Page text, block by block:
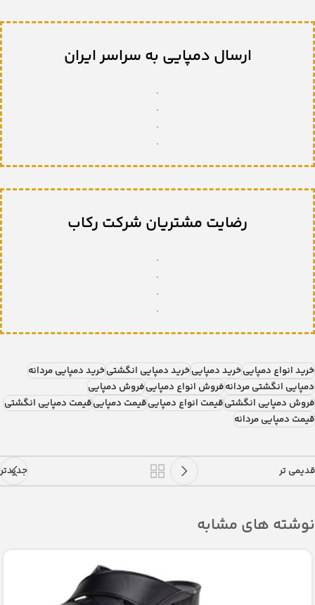
ارسال دمپایی به سراسر ایران
.
.
.
.
رضایت مشتریان شرکت رکاب
.
.
.
.
خرید انواع دمپاییخرید دمپاییخرید دمپایی انگشتیخرید دمپایی مردانه
دمپایی انگشتی مردانهفروش انواع دمپاییفروش دمپایی
فروش دمپایی انگشتیقیمت انواع دمپاییقیمت دمپاییقیمت دمپایی انگشتی
قیمت دمپایی مردانه
جدیدتر قدیمی تر
نوشته های مشابه